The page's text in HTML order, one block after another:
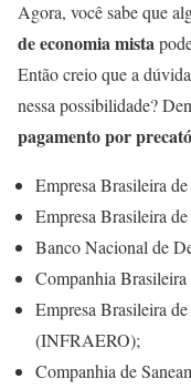
Agora, você sabe que
de economia mista
Então creio que a
nessa possibilidade?
pagamento por
Empresa Brasileira
Empresa Brasileira
Banco Nacional de
Companhia
Empresa Brasileira
(INFRAERO);
Companhia de